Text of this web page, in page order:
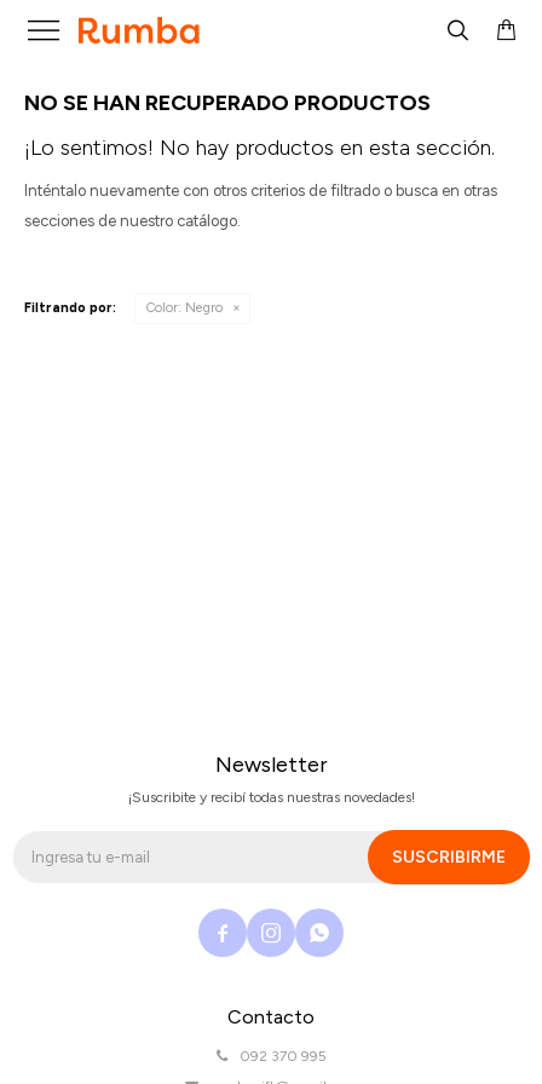

NO SE HAN RECUPERADO PRODUCTOS
¡Lo sentimos! No hay productos en esta sección.
Inténtalo nuevamente con otros criterios de filtrado o busca en otras
secciones de nuestro catálogo.
Filtrando por: Color: Negro
Contacto
092 370 995
Newsletter
¡Suscribite y recibí todas nuestras novedades!
SUSCRIBIRME
  